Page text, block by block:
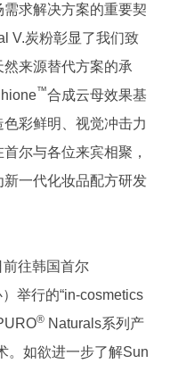
求解决方案的重要契
V.炭粉彰显了我们致
来源替代方案的承
™合成云母效果基
彩鲜明、视觉冲击力
尔与各位来宾相聚，
一代化妆品配方研发
往韩国首尔
举行的“in-cosmetics
® Naturals系列产
。如欲进一步了解Sun